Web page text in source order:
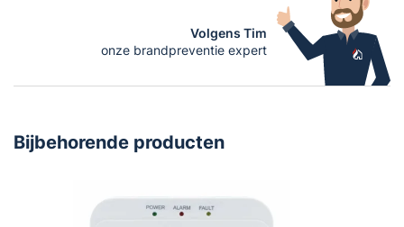
Volgens Tim
onze brandpreventie expert
Bijbehorende producten